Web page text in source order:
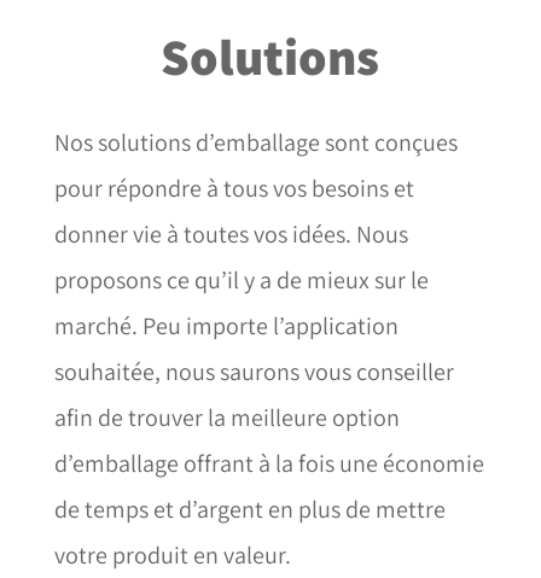
Solutions
Nos solutions d’emballage sont conçues
pour répondre à tous vos besoins et
donner vie à toutes vos idées. Nous
proposons ce qu’il y a de mieux sur le
marché. Peu importe l’application
souhaitée, nous saurons vous conseiller
afin de trouver la meilleure option
d’emballage offrant à la fois une économie
de temps et d’argent en plus de mettre
votre produit en valeur.